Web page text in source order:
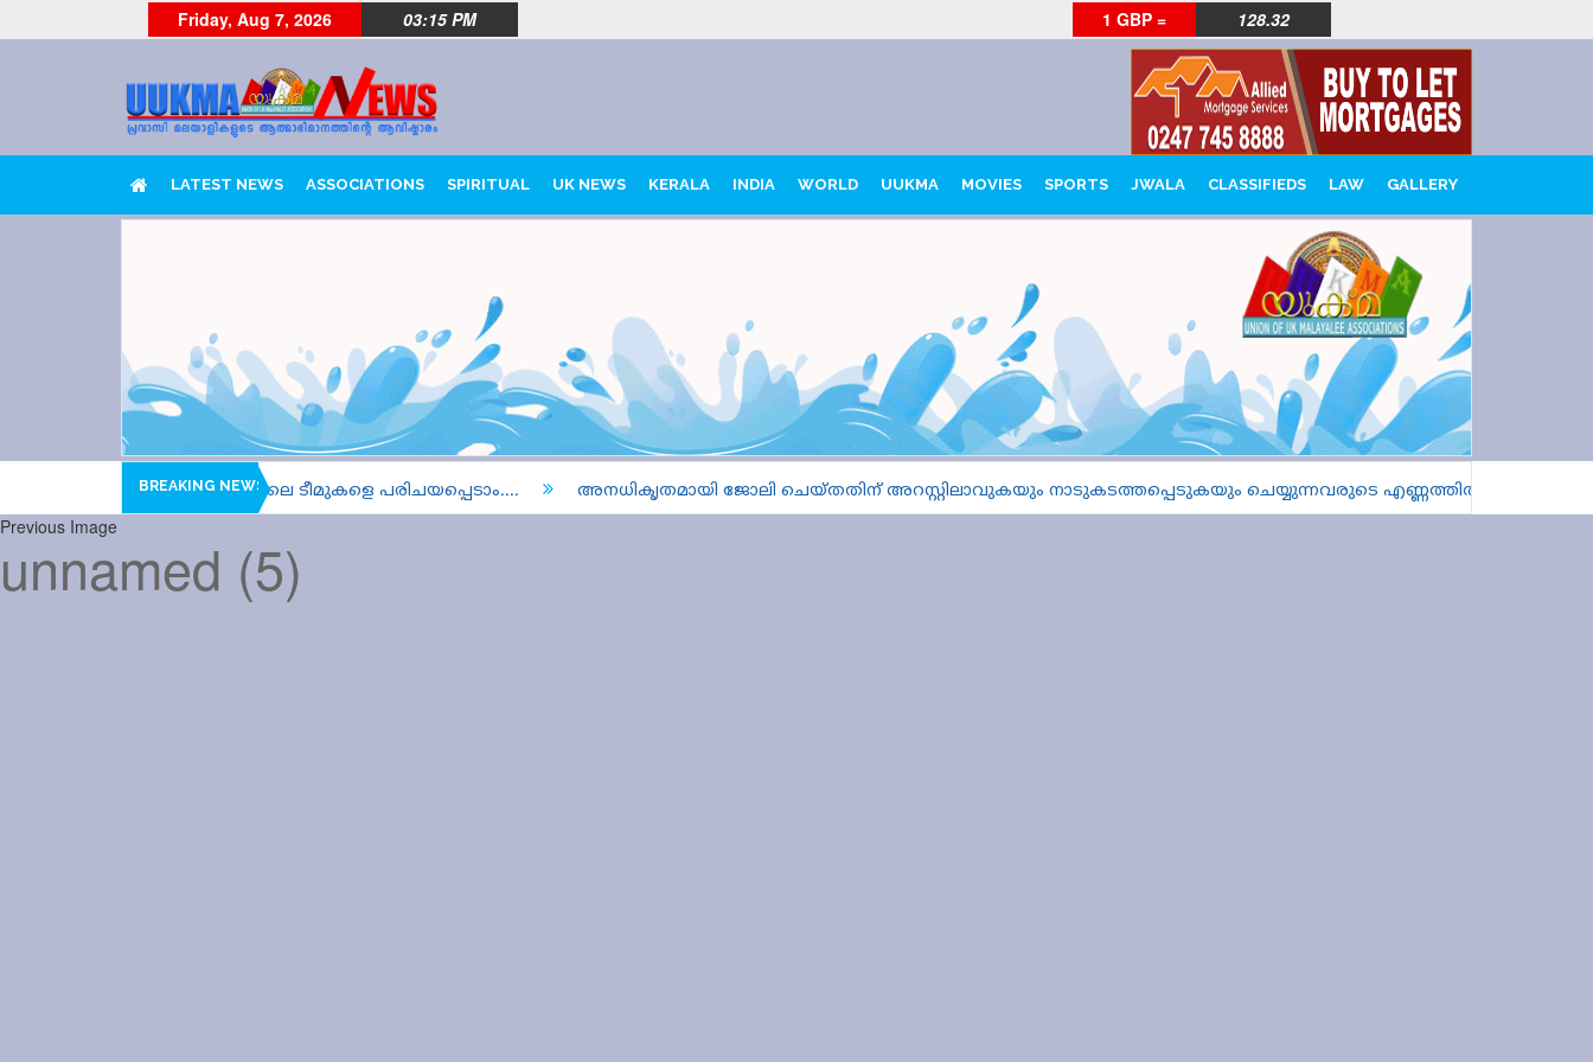
Friday, Aug 7, 2026 03:15 PM 1 GBP = 128.32
LATEST NEWS ASSOCIATIONS SPIRITUAL UK NEWS KERALA INDIA WORLD UUKMA MOVIES SPORTS JWALA CLASSIFIEDS LAW GALLERY
BREAKING NEWS
മൂന്ന്, നാല് ഹീറ്റ്സുകളിലെ ടീമുകളെ പരിചയപ്പെടാം.... അനധികൃതമായി ജോലി ചെയ്തതിന് അറസ്റ്റിലാവുകയും നാടുകടത്തപ്പെടുകയും ചെയ്യുന്നവരുടെ എണ്ണത്തിൽ വൻ
Previous Image
unnamed (5)